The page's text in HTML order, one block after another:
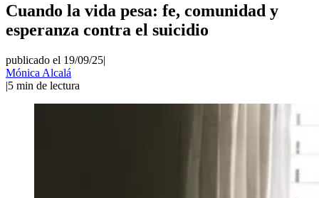
Cuando la vida pesa: fe, comunidad y
esperanza contra el suicidio
publicado el 19/09/25|
Mónica Alcalá
|5 min de lectura